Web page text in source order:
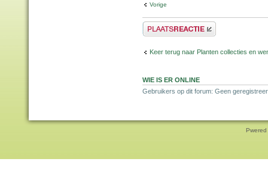
Vorige
Plaats een reactie
Keer terug naar Planten collecties en
WIE IS ER ONLINE
Gebruikers op dit forum: Geen